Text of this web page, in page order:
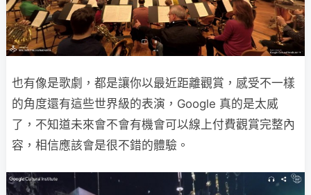
也有像是歌劇，都是讓你以最近距離觀賞，感受不一樣
的角度還有這些世界級的表演，Google 真的是太威
了，不知道未來會不會有機會可以線上付費觀賞完整內
容，相信應該會是很不錯的體驗。